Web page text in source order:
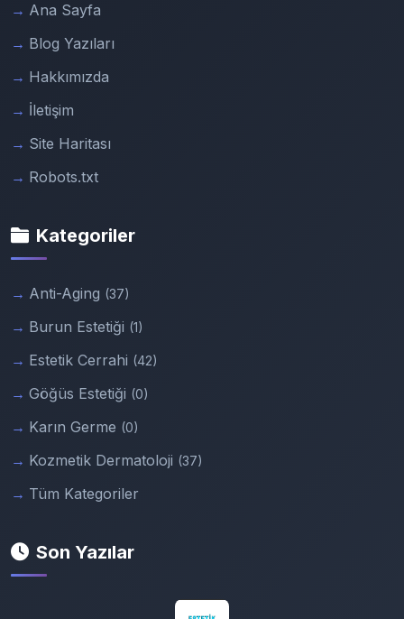
Ana Sayfa
Blog Yazıları
Hakkımızda
İletişim
Site Haritası
Robots.txt
Kategoriler
Anti-Aging (37)
Burun Estetiği (1)
Estetik Cerrahi (42)
Göğüs Estetiği (0)
Karın Germe (0)
Kozmetik Dermatoloji (37)
Tüm Kategoriler
Son Yazılar